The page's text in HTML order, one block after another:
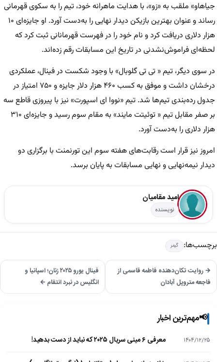
جیاهاو» ملقب به «زو»، با هدایت ماهرانه خود، تیم را به سکوی قهرمانی
رساند و عنوان بهترین بازیکن دیدار نهایی را به‌دست آورد. او جایزه‌ای ۱۰
هزار دلاری دریافت کرد و نام خود را در فهرست قهرمانانی ثبت کرد که
لحظه‌ای فراموش‌نشدنی در تاریخ این مسابقات رقم زده‌اند.
در سوی دیگر، تیم « تی تی گلوبال» با وجود شکست در فینال، عملکردی
درخشان داشت و موفق به کسب ۴۶۰ هزار دلار جایزه و ۷۵۰ امتیاز در
جدول رده‌بندی تیم‌ها شد. تیم «نووا ای اسپورت» نیز با پیروزی قاطع سه
بر صفر مقابل تیم « توئیتت مایند» به مقام سوم رسید و جایزه‌ای ۳۱۰
هزار دلاری را به‌دست آورد.
امروز نیز قرار است رقابت‌های هفته سوم این تورنمنت با برگزاری دو
دیدار نیمه‌نهایی و نهایی مسابقات به پایان برسد.
امید مقامیان
نویسنده
برچسب‌ها: گیمر
→ روایت تکان‌دهنده فاطمه قاسمی از
فاجعه متروپل آبادان
فینال یورو ۲۰۲۵ زنان؛ اسپانیا و
انگلیس در نبرد انتقام ←
📢مهم‌ترین اخبار
۱۴۰۴/۱۲/۲۵ معرفی ۶ مینی سریال ۲۰۲۵ که نباید از دست بدهید!